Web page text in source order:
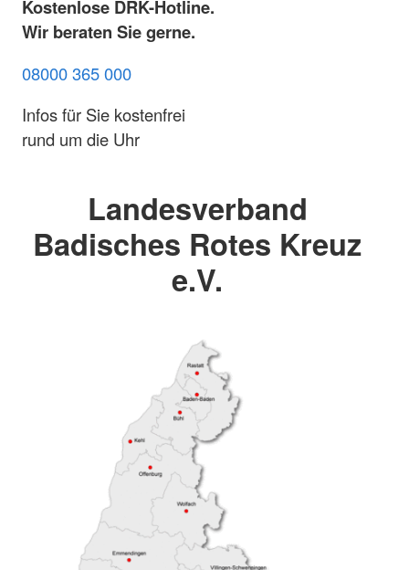
Kostenlose DRK-Hotline.
Wir beraten Sie gerne.
08000 365 000
Infos für Sie kostenfrei
rund um die Uhr
Landesverband
Badisches Rotes Kreuz
e.V.